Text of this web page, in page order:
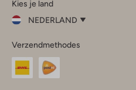
InstagramFacebook
Kies je land
NEDERLAND
je
land
Nederland
Verzendmethodes